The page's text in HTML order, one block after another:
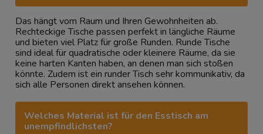
Das hängt vom Raum und Ihren Gewohnheiten ab.
Rechteckige Tische passen perfekt in längliche Räume
und bieten viel Platz für große Runden. Runde Tische
sind ideal für quadratische oder kleinere Räume, da sie
keine harten Kanten haben, an denen man sich stoßen
könnte. Zudem ist ein runder Tisch sehr kommunikativ, da
sich alle Personen direkt ansehen können.
Welches Material ist für den Esstisch am
unempfindlichsten?